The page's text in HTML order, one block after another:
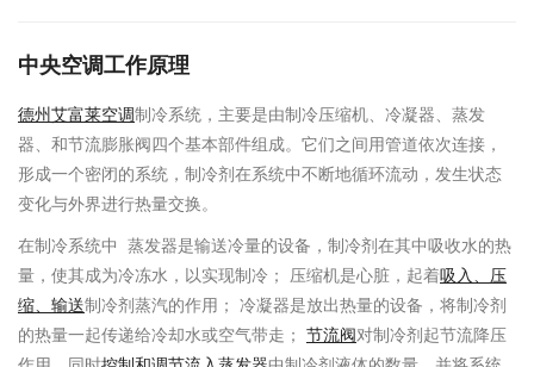
中央空调工作原理
德州艾富莱空调制冷系统，主要是由制冷压缩机、冷凝器、蒸发
器、和节流膨胀阀四个基本部件组成。它们之间用管道依次连接，
形成一个密闭的系统，制冷剂在系统中不断地循环流动，发生状态
变化与外界进行热量交换。
在制冷系统中 蒸发器是输送冷量的设备，制冷剂在其中吸收水的热
量，使其成为冷冻水，以实现制冷； 压缩机是心脏，起着吸入、压
缩、输送制冷剂蒸汽的作用； 冷凝器是放出热量的设备，将制冷剂
的热量一起传递给冷却水或空气带走； 节流阀对制冷剂起节流降压